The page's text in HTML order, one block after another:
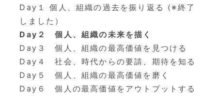
Day１ 個人、組織の過去を振り返る (※終了
しました）
Day２ 個人、組織の未来を描く
Day３ 個人、組織の最高価値を見つける
Day４ 社会、時代からの要請、期待を知る
Day５ 個人、組織の最高価値を磨く
Day６ 個人の最高価値をアウトプットする